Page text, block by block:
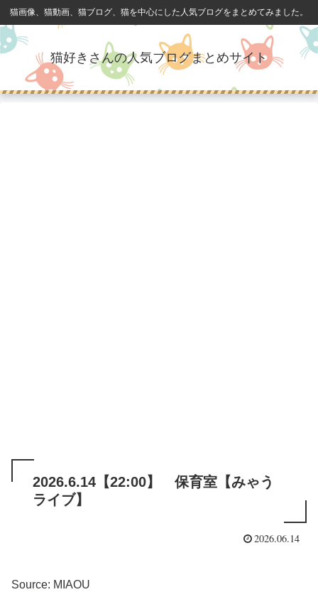
猫画像、猫動画、猫ブログ、猫を中心にした人気ブログをまとめてみました。
猫好きさんの人気ブログまとめサイト
2026.6.14【22:00】 保育室【みゃう
ライブ】
2026.06.14
Source: MIAOU